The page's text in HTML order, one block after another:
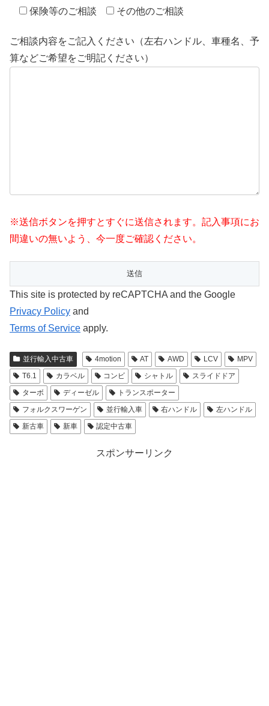
保険等のご相談 その他のご相談
ご相談内容をご記入ください（左右ハンドル、車種名、予
算などご希望をご明記ください）
※送信ボタンを押すとすぐに送信されます。記入事項にお
間違いの無いよう、今一度ご確認ください。
This site is protected by reCAPTCHA and the Google
Privacy Policy and
Terms of Service apply.
並行輸入中古車 4motion AT AWD LCV
MPV
T6.1
カラベル コンビ シャトル
スライドドア
ターボ
ディーゼル
トランスポーター
フォルクスワーゲン
並行輸入車 右ハンドル
左ハンドル
新古車
新車 認定中古車
スポンサーリンク